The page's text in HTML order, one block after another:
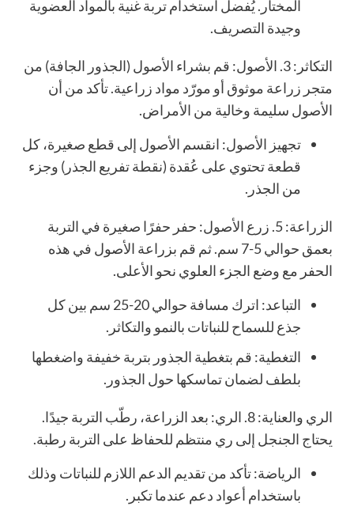
المختار. يُفضل استخدام تربة غنية بالمواد العضوية
وجيدة التصريف.
التكاثر: 3. الأصول: قم بشراء الأصول (الجذور الجافة) من
متجر زراعة موثوق أو مورّد مواد زراعية. تأكد من أن
الأصول سليمة وخالية من الأمراض.
تجهيز الأصول: انقسم الأصول إلى قطع صغيرة، كل
قطعة تحتوي على عُقدة (نقطة تفريع الجذر) وجزء
من الجذر.
الزراعة: 5. زرع الأصول: حفر حفرًا صغيرة في التربة
بعمق حوالي 5-7 سم. ثم قم بزراعة الأصول في هذه
الحفر مع وضع الجزء العلوي نحو الأعلى.
التباعد: اترك مسافة حوالي 20-25 سم بين كل
جذع للسماح للنباتات بالنمو والتكاثر.
التغطية: قم بتغطية الجذور بتربة خفيفة واضغطها
بلطف لضمان تماسكها حول الجذور.
الري والعناية: 8. الري: بعد الزراعة، رطّب التربة جيدًا.
يحتاج الجنجل إلى ري منتظم للحفاظ على التربة رطبة.
الرياضة: تأكد من تقديم الدعم اللازم للنباتات وذلك
باستخدام أعواد دعم عندما تكبر.